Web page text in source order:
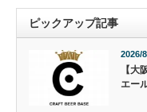
ピックアップ記事
2026/
【大
エー